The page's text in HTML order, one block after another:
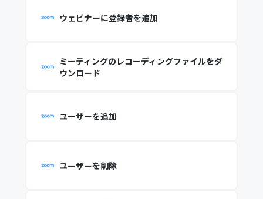
ウェビナーに登録者を追加
ミーティングのレコーディングファイルをダ
ウンロード
ユーザーを追加
ユーザーを削除